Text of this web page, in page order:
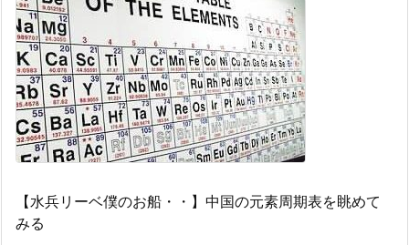
【水兵リーベ僕のお船・・】中国の元素周期表を眺めて
みる